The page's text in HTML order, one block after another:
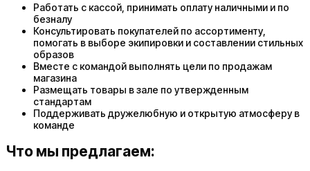
Работать с кассой, принимать оплату наличными и по
безналу
Консультировать покупателей по ассортименту,
помогать в выборе экипировки и составлении стильных
образов
Вместе с командой выполнять цели по продажам
магазина
Размещать товары в зале по утвержденным
стандартам
Поддерживать дружелюбную и открытую атмосферу в
команде
Что мы предлагаем: